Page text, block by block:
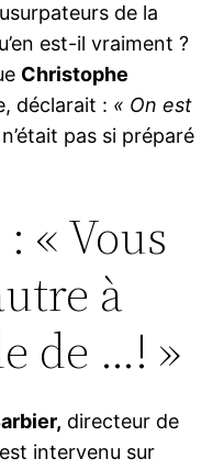
de la
est-il vraiment ?
Christophe
déclarait : « On est
pas si préparé
« Vous
à
de …! »
directeur de
intervenu sur